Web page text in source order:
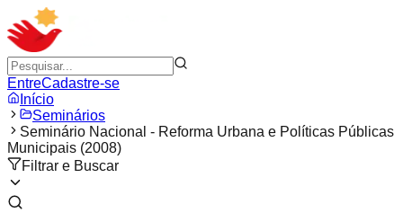
EntreCadastre-se
Início
Seminários
Seminário Nacional - Reforma Urbana e Políticas Públicas
Municipais (2008)
Filtrar e Buscar